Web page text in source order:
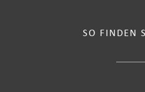
SO FINDEN